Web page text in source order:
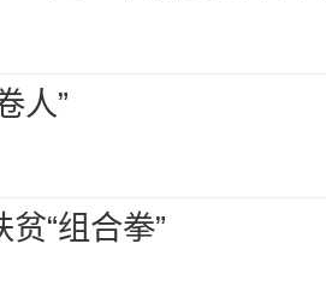
人”
“组合拳”